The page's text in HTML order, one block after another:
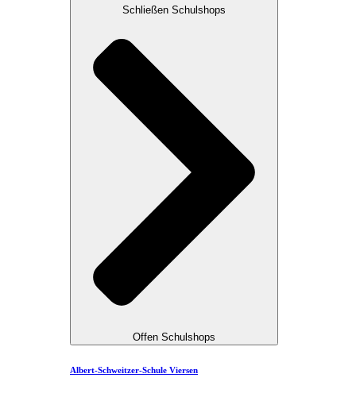
Schließen Schulshops
Offen Schulshops
Albert-Schweitzer-Schule Viersen